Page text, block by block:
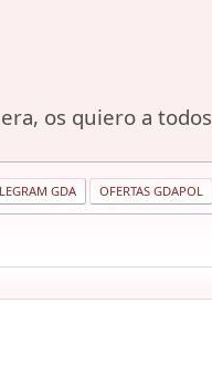
os quiero a todos
GDA OFERTAS GDAPOL